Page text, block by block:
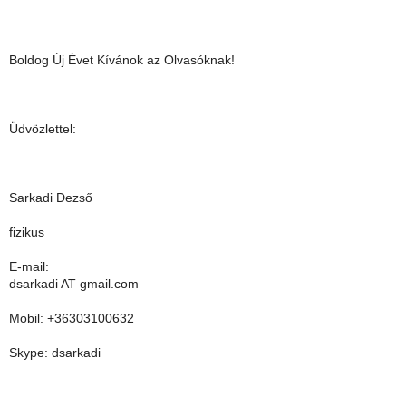
Boldog Új Évet Kívánok az Olvasóknak!
Üdvözlettel:
Sarkadi Dezső
fizikus
E-mail:
dsarkadi AT gmail.com
Mobil: +36303100632
Skype: dsarkadi